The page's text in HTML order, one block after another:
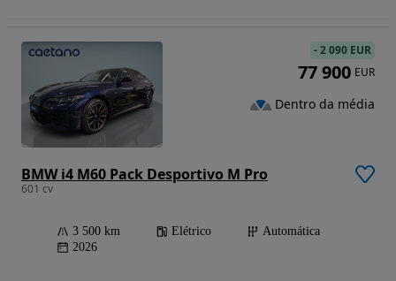
BMW i4 M60 Pack Desportivo M Pro
601 cv
3 500 km Elétrico
Automática
2026
-2 090 EUR
77 900 EUR
Dentro da média